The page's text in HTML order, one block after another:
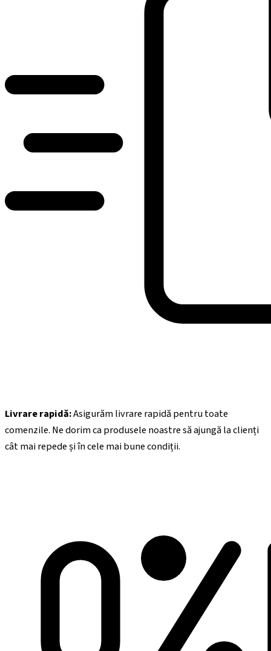
Livrare rapidă:Asigurăm livrare rapidă pentru toate
comenzile. Ne dorim ca produsele noastre să ajungă la clienți
cât mai repede și în cele mai bune condiții.